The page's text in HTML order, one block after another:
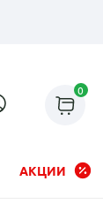
0
АКЦИИ